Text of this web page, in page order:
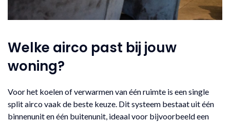
Welke airco past bij jouw
woning?
Voor het koelen of verwarmen van één ruimte is een single
split airco vaak de beste keuze. Dit systeem bestaat uit één
binnenunit en één buitenunit, ideaal voor bijvoorbeeld een